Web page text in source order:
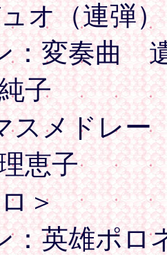
オ（連弾
ン：
子
スマ
恵子
＞
英雄ポロ